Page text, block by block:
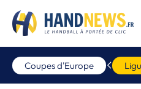
Coupes d'Europe